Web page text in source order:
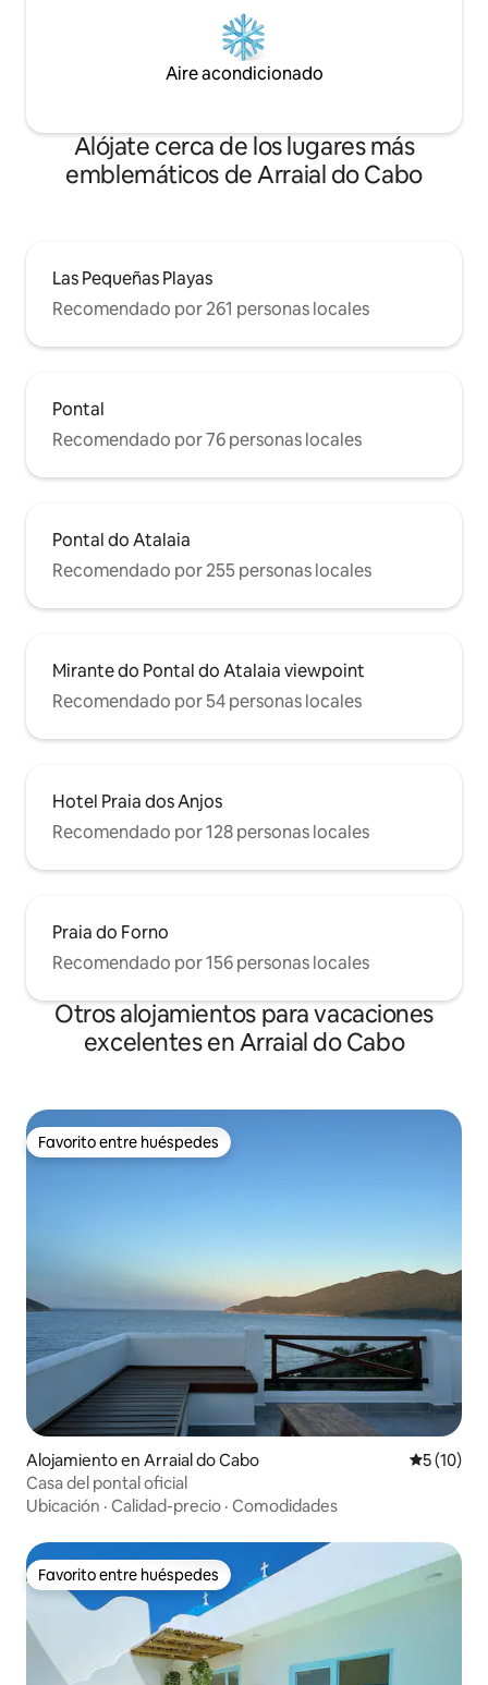
Aire acondicionado
Alójate cerca de los lugares más
emblemáticos de Arraial do Cabo
Las Pequeñas Playas
Recomendado por 261 personas locales
Pontal
Recomendado por 76 personas locales
Pontal do Atalaia
Recomendado por 255 personas locales
Mirante do Pontal do Atalaia viewpoint
Recomendado por 54 personas locales
Hotel Praia dos Anjos
Recomendado por 128 personas locales
Praia do Forno
Recomendado por 156 personas locales
Otros alojamientos para vacaciones
excelentes en Arraial do Cabo
Favorito entre huéspedes
Favorito entre huéspedes
Alojamiento en Arraial do Cabo
5 (10)
Casa del pontal oficial
Ubicación · Calidad-precio · Comodidades
Favorito entre huéspedes
Favorito entre huéspedes